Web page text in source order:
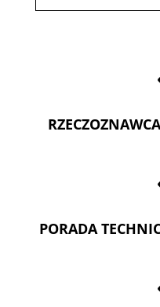
PORADA